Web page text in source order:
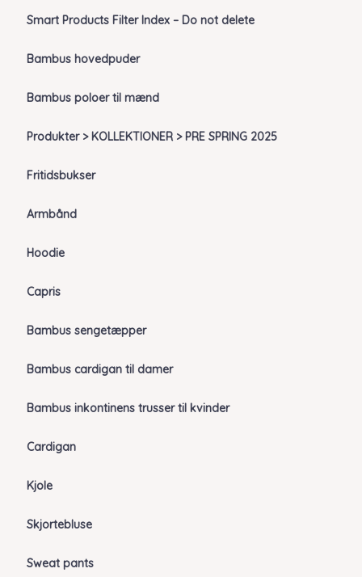
Smart Products Filter Index – Do not delete
Bambus hovedpuder
Bambus poloer til mænd
Produkter > KOLLEKTIONER > PRE SPRING 2025
Fritidsbukser
Armbånd
Hoodie
Capris
Bambus sengetæpper
Bambus cardigan til damer
Bambus inkontinens trusser til kvinder
Cardigan
Kjole
Skjortebluse
Sweat pants